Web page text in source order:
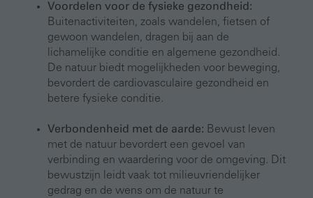
Voordelen voor de fysieke gezondheid:
Buitenactiviteiten, zoals wandelen, fietsen of
gewoon wandelen, dragen bij aan de
lichamelijke conditie en algemene gezondheid.
De natuur biedt mogelijkheden voor beweging,
bevordert de cardiovasculaire gezondheid en
betere fysieke conditie.
Verbondenheid met de aarde: Bewust leven
met de natuur bevordert een gevoel van
verbinding en waardering voor de omgeving. Dit
bewustzijn leidt vaak tot milieuvriendelijker
gedrag en de wens om de natuur te